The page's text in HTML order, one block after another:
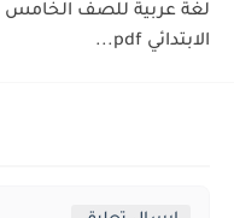
لغة عربية للصف الخامس
الابتدائي pdf...